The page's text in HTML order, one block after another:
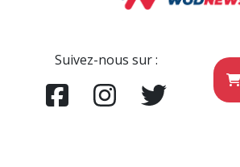
Suivez-nous sur :